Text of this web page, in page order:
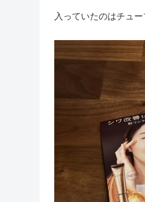
入っていたのはチュ